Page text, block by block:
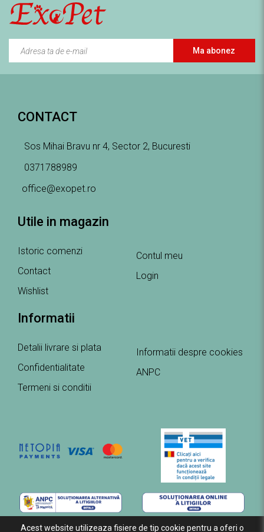
Ma abonez
Acest website utilizeaza fisiere de tip cookie pentru a oferi o
CONTACT
Sos Mihai Bravu nr 4, Sector 2, Bucuresti
0371788989
office@exopet.ro
Utile in magazin
Istoric comenzi
Contact
Wishlist
Contul meu
Login
Informatii
Detalii livrare si plata
Confidentialitate
Termeni si conditii
Informatii despre cookies
ANPC